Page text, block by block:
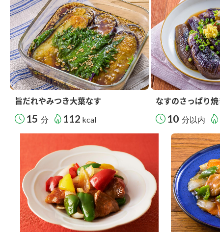
旨だれやみつき大葉なす
15 分 112 kcal
なすのさっぱり
10 分以内